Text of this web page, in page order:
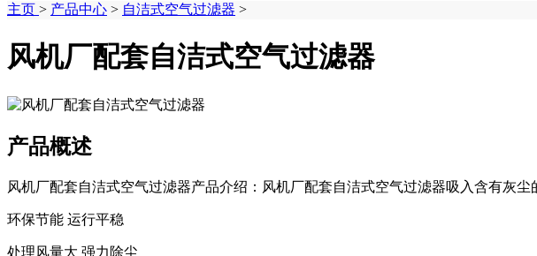
主页 > 产品中心 > 自洁式空气过滤器 >
风机厂配套自洁式空气过滤器
产品概述
风机厂配套自洁式空气过滤器产品介绍：风机厂配套自洁式空气过滤器吸入含有灰
环保节能 运行平稳
处理风量大 强力除尘